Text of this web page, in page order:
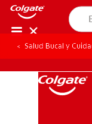
Salud Bucal y